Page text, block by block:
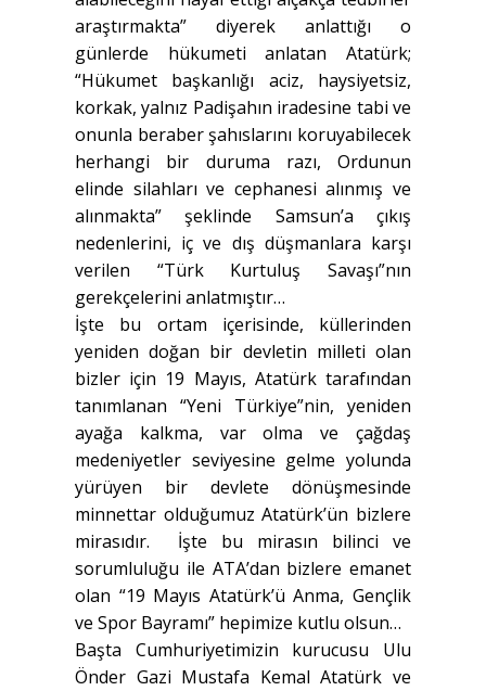
araştırmakta” diyerek anlattığı o
günlerde hükumeti anlatan Atatürk;
“Hükumet başkanlığı aciz, haysiyetsiz,
korkak, yalnız Padişahın iradesine tabi ve
onunla beraber şahıslarını koruyabilecek
herhangi bir duruma razı, Ordunun
elinde silahları ve cephanesi alınmış ve
alınmakta” şeklinde Samsun’a çıkış
nedenlerini, iç ve dış düşmanlara karşı
verilen “Türk Kurtuluş Savaşı”nın
gerekçelerini anlatmıştır…
İşte bu ortam içerisinde, küllerinden
yeniden doğan bir devletin milleti olan
bizler için 19 Mayıs, Atatürk tarafından
tanımlanan “Yeni Türkiye”nin, yeniden
ayağa kalkma, var olma ve çağdaş
medeniyetler seviyesine gelme yolunda
yürüyen bir devlete dönüşmesinde
minnettar olduğumuz Atatürk’ün bizlere
mirasıdır. İşte bu mirasın bilinci ve
sorumluluğu ile ATA’dan bizlere emanet
olan “19 Mayıs Atatürk’ü Anma, Gençlik
ve Spor Bayramı” hepimize kutlu olsun…
Başta Cumhuriyetimizin kurucusu Ulu
Önder Gazi Mustafa Kemal Atatürk ve